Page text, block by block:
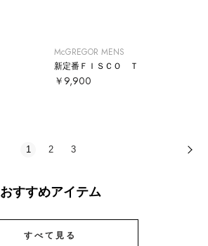
McGREGOR MENS
新定番ＦＩＳＣＯ Ｔ
￥9,900
1 2 3
おすすめアイテム
すべて見る